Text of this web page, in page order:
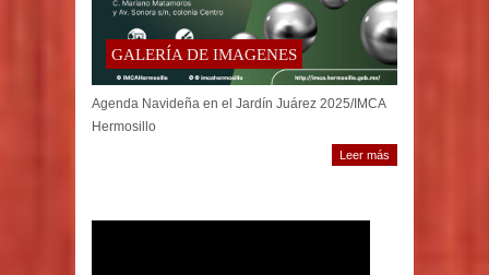
GALERÍA DE IMAGENES
Agenda Navideña en el Jardín Juárez 2025/IMCA
Hermosillo
Leer más